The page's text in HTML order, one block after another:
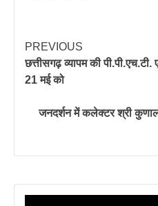
PREVIOUS
छत्तीसगढ़ व्यापम की पी.पी.एच.टी.
21 मई को
जनदर्शन में कलेक्टर श्री